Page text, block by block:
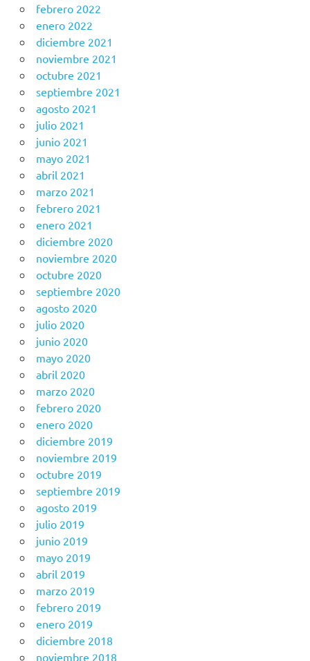
febrero 2022
enero 2022
diciembre 2021
noviembre 2021
octubre 2021
septiembre 2021
agosto 2021
julio 2021
junio 2021
mayo 2021
abril 2021
marzo 2021
febrero 2021
enero 2021
diciembre 2020
noviembre 2020
octubre 2020
septiembre 2020
agosto 2020
julio 2020
junio 2020
mayo 2020
abril 2020
marzo 2020
febrero 2020
enero 2020
diciembre 2019
noviembre 2019
octubre 2019
septiembre 2019
agosto 2019
julio 2019
junio 2019
mayo 2019
abril 2019
marzo 2019
febrero 2019
enero 2019
diciembre 2018
noviembre 2018